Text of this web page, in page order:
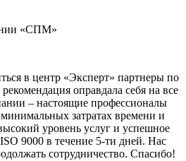
«СПМ»
в центр «Эксперт» партнеры по
оправдала себя на все
– настоящие профессионалы
затратах времени и
уровень услуг и успешное
9000 в течение 5-ти дней. Нас
сотрудничество. Спасибо!